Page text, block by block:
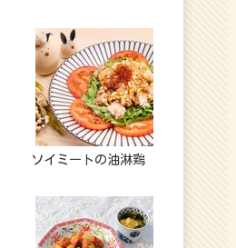
ソイミートの油淋鶏